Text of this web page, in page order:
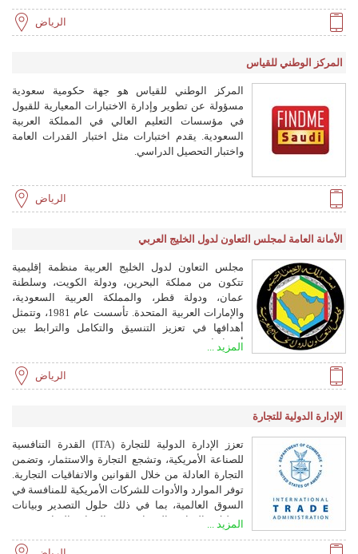
الرياض
المركز الوطني للقياس
المركز الوطني للقياس هو جهة حكومية سعودية
مسؤولة عن تطوير وإدارة الاختبارات المعيارية للقبول
في مؤسسات التعليم العالي في المملكة العربية
السعودية. يقدم اختبارات مثل اختبار القدرات العامة
واختبار التحصيل الدراسي.
الرياض
الأمانة العامة لمجلس التعاون لدول الخليج العربي
مجلس التعاون لدول الخليج العربية منظمة إقليمية
تتكون من مملكة البحرين، ودولة الكويت، وسلطنة
عمان، ودولة قطر، والمملكة العربية السعودية،
والإمارات العربية المتحدة. تأسست عام 1981، وتتمثل
أهدافها في تعزيز التنسيق والتكامل والترابط بين
أعضائها.
المزيد ...
الرياض
الإدارة الدولية للتجارة
تعزز الإدارة الدولية للتجارة (ITA) القدرة التنافسية
للصناعة الأمريكية، وتشجع التجارة والاستثمار، وتضمن
التجارة العادلة من خلال القوانين والاتفاقيات التجارية.
توفر الموارد والأدوات للشركات الأمريكية للمنافسة في
السوق العالمية، بما في ذلك حلول التصدير وبيانات
وتحليلات التجارة والمساعدة في الحواجز التجارية.
المزيد ...